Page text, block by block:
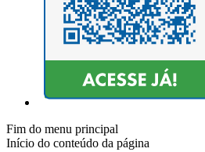
Fim do menu principal
Início do conteúdo da página